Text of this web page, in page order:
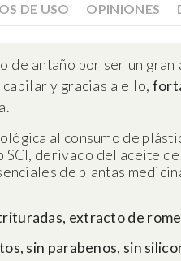
DE USO OPINIONES
de antaño por ser un
y gracias a ello,
al consumo de
derivado del aceite
de plantas
extracto de
sin parabenos, sin